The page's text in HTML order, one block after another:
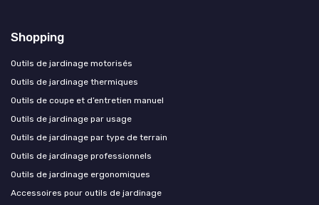
Shopping
Outils de jardinage motorisés
Outils de jardinage thermiques
Outils de coupe et d’entretien manuel
Outils de jardinage par usage
Outils de jardinage par type de terrain
Outils de jardinage professionnels
Outils de jardinage ergonomiques
Accessoires pour outils de jardinage